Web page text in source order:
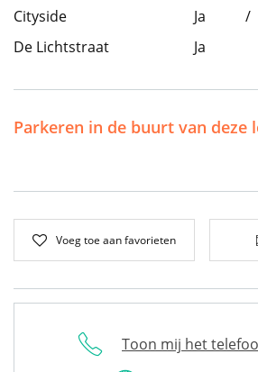
Cityside Ja /
De Lichtstraat
Ja
Parkeren in de buurt van deze
Voeg toe aan favorieten
Toon mij het